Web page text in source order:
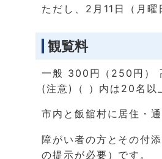
ただし、2月11日（月
観覧料
一般 300円（250円）
(注意)（ ）内は20名以
市内と飯舘村に居住・
障がい者の方とその付
の提示が必要）です。